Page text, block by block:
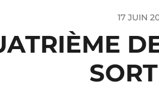
17 JUIN